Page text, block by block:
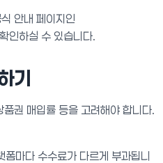
안내 페이지인
인하실 수 있습니다.
기
권 매입률 등을 고려해야 합니다.
폼마다 수수료가 다르게 부과됩니